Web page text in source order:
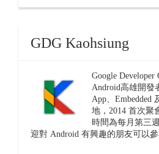
GDG Kaohsiung
Google Developer
Android高雄開發
App、Embedded
地，2014 首次聚
時間為每月第三
迎對 Android 有興趣的朋友可以參